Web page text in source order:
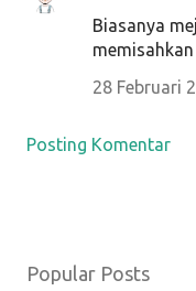
Biasanya
28 Februari
Posting Komentar
Popular Posts